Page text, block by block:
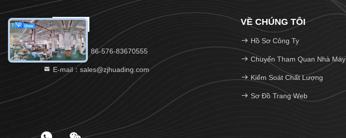
điện thoại：86-576-83670555
E-mail：sales@zjhuading.com
VỀ CHÚNG TÔI
Hồ Sơ Công Ty
Chuyến Tham Quan Nhà Máy
Kiểm Soát Chất Lượng
Sơ Đồ Trang Web